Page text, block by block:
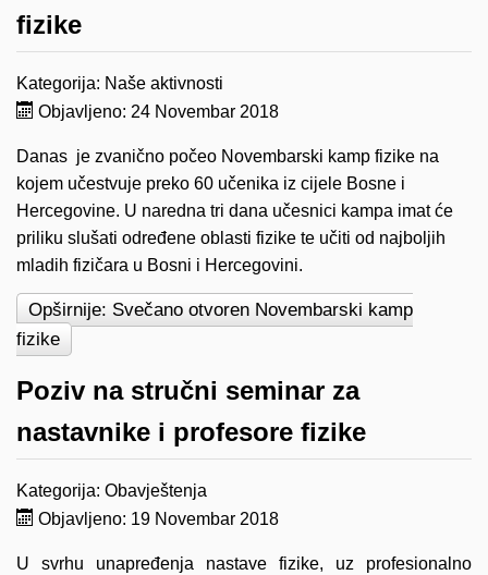
fizike
Kategorija: Naše aktivnosti
Objavljeno: 24 Novembar 2018
Danas je zvanično počeo Novembarski kamp fizike na
kojem učestvuje preko 60 učenika iz cijele Bosne i
Hercegovine. U naredna tri dana učesnici kampa imat će
priliku slušati određene oblasti fizike te učiti od najboljih
mladih fizičara u Bosni i Hercegovini.
Opširnije: Svečano otvoren Novembarski kamp
fizike
Poziv na stručni seminar za
nastavnike i profesore fizike
Kategorija: Obavještenja
Objavljeno: 19 Novembar 2018
U svrhu unapređenja nastave fizike, uz profesionalno